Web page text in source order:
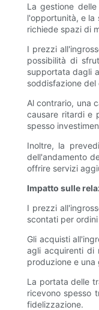
La gestione
l'opportunità, e la
richiede spazi di
I prezzi
possibilità di
supportata dagli
soddisfazione del
Al contrario, una
causare ritardi e
spesso
Inoltre, la
dell'andamento
offrire servizi
Impatto sulle
I prezzi
scontati per
Gli acquisti
agli acquirenti di
produzione e
La portata delle
ricevono spesso
fidelizzazione.